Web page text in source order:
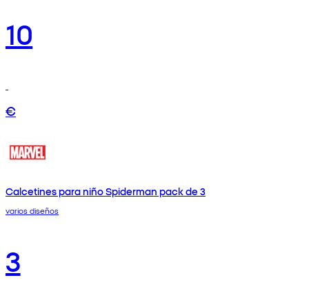
10
€
Calcetines para niño Spiderman pack de 3
varios diseños
3